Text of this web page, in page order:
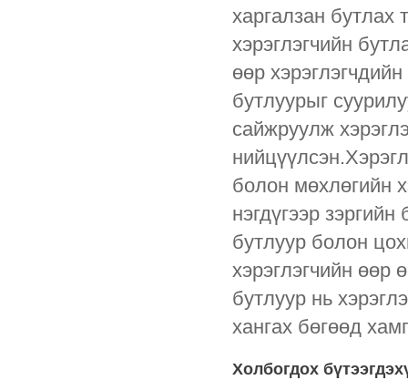
харгалзан бутлах
хэрэглэгчийн
өөр
бутлуурыг
сайжруулж
болон мөхлөгийн
нэгдүгээр
бутлуур болон
хэрэглэгчийн өөр
бутлуур нь
хангах бөгөөд
Холбогдох